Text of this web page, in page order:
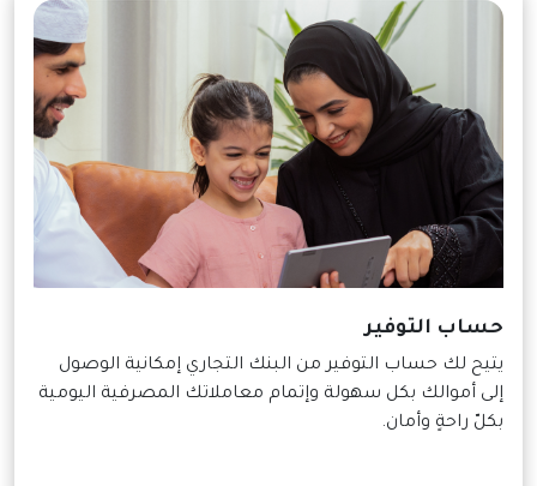
حساب التوفير
يتيح لك حساب التوفير من البنك التجاري إمكانية الوصول
إلى أموالك بكل سهولة وإتمام معاملاتك المصرفية اليومية
بكلّ راحةٍ وأمان.